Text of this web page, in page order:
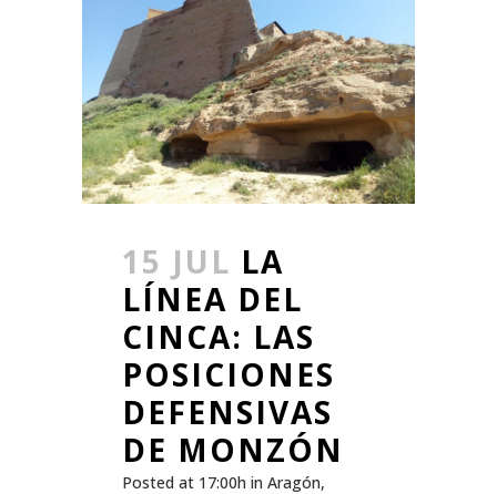
15 JUL LA
LÍNEA DEL
CINCA: LAS
POSICIONES
DEFENSIVAS
DE MONZÓN
Posted at 17:00h in Aragón,